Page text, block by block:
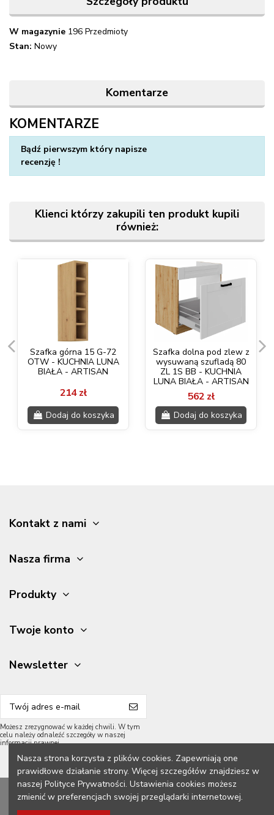
W magazynie 196 Przedmioty
Stan: Nowy
Komentarze
KOMENTARZE
Bądź pierwszym który napisze
recenzję !
Klienci którzy zakupili ten produkt kupili
również:
Szafka górna 15 G-72
OTW - KUCHNIA LUNA
BIAŁA - ARTISAN
214 zł
Dodaj do koszyka
Szafka dolna pod zlew z
wysuwaną szufladą 80
ZL 1S BB - KUCHNIA
LUNA BIAŁA - ARTISAN
562 zł
Dodaj do koszyka
Kontakt z nami
Nasza firma
Produkty
Twoje konto
Newsletter
Możesz zrezygnować w każdej chwili. W tym
celu należy odnaleźć szczegóły w naszej
informacji prawnej.
2026 Meble Grycpol.
Konstrukcja z przodu:
Nasza strona korzysta z plików cookies. Zapewniają one
prawidłowe działanie strony. Więcej szczegółów znajdziesz w
naszej Polityce Prywatności. Ustawienia cookies możesz
zmienić w preferencjach swojej przeglądarki internetowej.